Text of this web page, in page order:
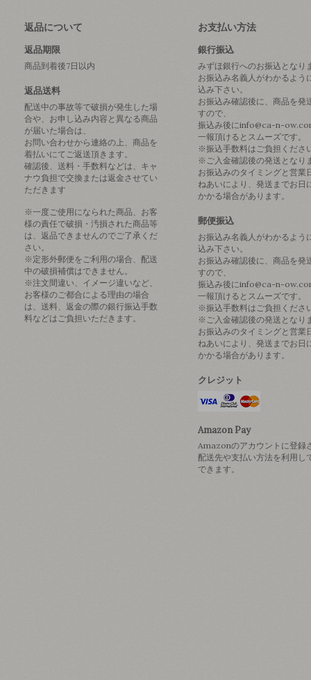
返品について
返品期限
商品到着後7日以内
返品送料
配送中の事故等で破損が発生した場
合や、お申し込み内容と異なる商品
が届いた場合は、
お問い合わせから連絡の上、商品を
着払いにてご返送頂きます。
確認後、送料・手数料などは、キャ
ナウ負担で交換または返金させてい
ただきます
※一度ご使用になられた商品、お客
様の責任で破損・汚損された商品等
は、返品できませんのでご了承くだ
さい。
※定形外郵便をご利用の場合、配送
中の破損補償はできません。
※注文間違い、イメージ違いなど、
お客様のご都合による理由の場合
は、送料、返金の際の銀行振込手数
料などはご負担いただきます。
お支払い方法
銀行振込
みずほ銀行へのお振込となり
お振込み名義人がわかるよう
込み下さい。
お振込み確認後に、商品を発
すので、
振込み後にinfo@ca-n-
一報頂けるとスムーズです。
※振込手数料はご負担くださ
※ご入金確認後の発送となり
お振込みのタイミングと営業
ねあいにより、発送までお日
かかる場合があります。
郵便振込
お振込み名義人がわかるよう
込み下さい。
お振込み確認後に、商品を発
すので、
振込み後にinfo@ca-n-
一報頂けるとスムーズです。
※振込手数料はご負担くださ
※ご入金確認後の発送となり
お振込みのタイミングと営業
ねあいにより、発送までお日
かかる場合があります。
クレジット
Amazon Pay
Amazonのアカウントに登録
配送先や支払い方法を利用し
できます。